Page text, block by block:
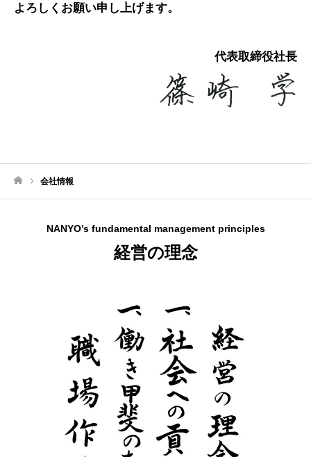
よろしくお願い申し上げます。
代表取締役社長
会社情報
NANYO’s fundamental management principles
経営の理念